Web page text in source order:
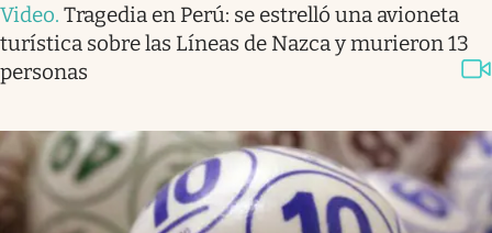
Video. Tragedia en Perú: se estrelló una avioneta
turística sobre las Líneas de Nazca y murieron 13
personas